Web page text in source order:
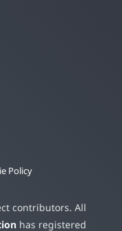
Policy
contributors. All
has registered